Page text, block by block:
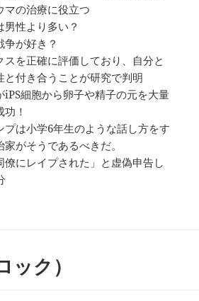
マの治療に役立つ
性より多い？
が好き？
スを正確に評価しており、自分と
と付き合うことが研究で判明
iPS細胞から卵子や精子の元を大量
！
プは小学6年生のような話し方をす
がそうであるべきだ。
僚にレイプされた」と虚偽申告し
ク）